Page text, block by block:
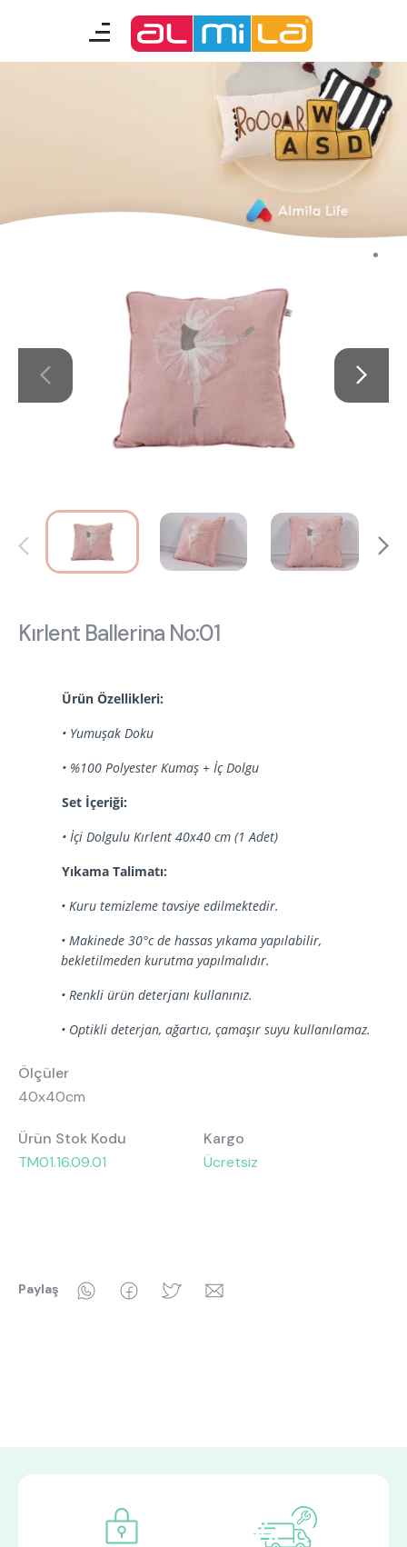
genç odası
akıllı mobilyalar
Almila Kariyer
Almila Life Concept
Bilgi Toplumu Hizmetleri
Bize Ulaşın
En Yakın Almila
Kurulum & Teslimat
İnsan Kaynakları
444 8 543
Kırlent Ballerina No:01
Ürün Özellikleri:
• Yumuşak Doku
• %100 Polyester Kumaş + İç Dolgu
Set İçeriği:
• İçi Dolgulu Kırlent 40x40 cm (1 Adet)
Yıkama Talimatı:
• Kuru temizleme tavsiye edilmektedir.
• Makinede 30°c de hassas yıkama yapılabilir,
bekletilmeden kurutma yapılmalıdır.
• Renkli ürün deterjanı kullanınız.
• Optikli deterjan, ağartıcı, çamaşır suyu kullanılamaz.
Ölçüler
40x40cm
Ürün Stok Kodu
TM01.16.09.01
Kargo
Ücretsiz
Paylaş WhatsAppFacebookTwitter